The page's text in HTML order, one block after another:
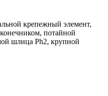
крепежный элемент,
потайной
шлица Ph2, крупной